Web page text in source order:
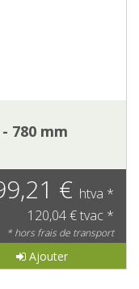
780 mm
€ htva *
120,04 € tvac *
* hors frais de transport
Ajouter